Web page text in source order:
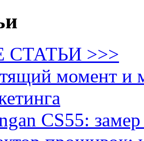
СТАТЬИ >>>
момент и
CS55: